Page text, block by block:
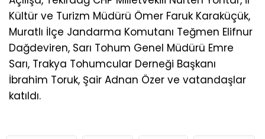
Kültür ve Turizm Müdürü Ömer Faruk Karaküçük,
Muratlı İlçe Jandarma Komutanı Teğmen Elifnur
Dağdeviren, Sarı Tohum Genel Müdürü Emre
Sarı, Trakya Tohumcular Derneği Başkanı
İbrahim Toruk, Şair Adnan Özer ve vatandaşlar
katıldı.